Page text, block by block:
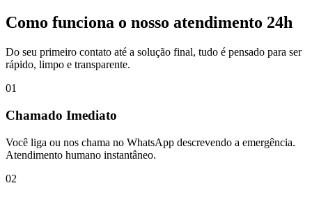
Como funciona o nosso atendimento 24h
Do seu primeiro contato até a solução final, tudo é pensado para ser
rápido, limpo e transparente.
01
Chamado Imediato
Você liga ou nos chama no WhatsApp descrevendo a emergência.
Atendimento humano instantâneo.
02